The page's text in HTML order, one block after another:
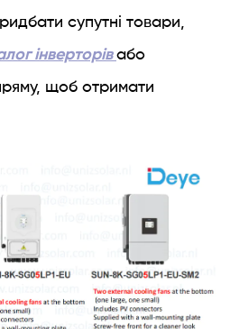
супутні товари,
інверторівабо
щоб отримати